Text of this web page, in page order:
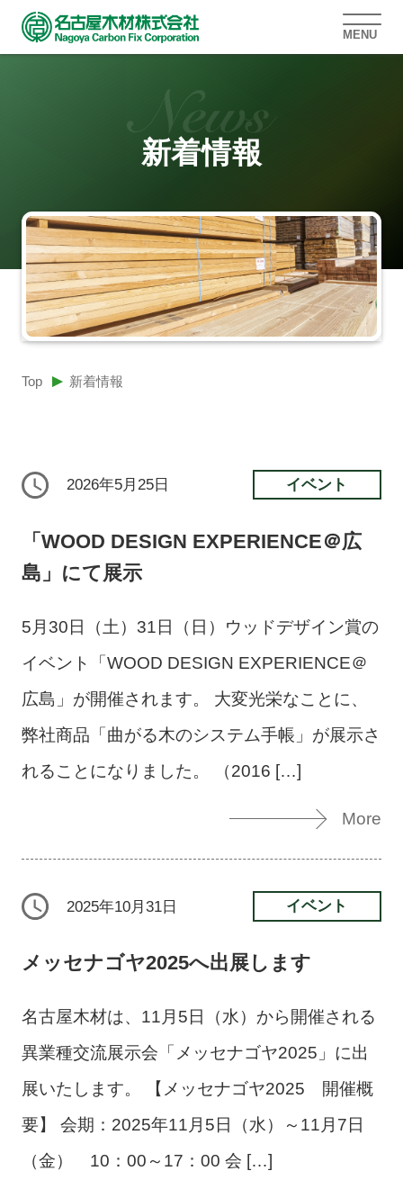
MENU
新着情報
Top 新着情報
2026年5月25日 イベント
「WOOD DESIGN EXPERIENCE＠広
島」にて展示
5月30日（土）31日（日）ウッドデザイン賞の
イベント「WOOD DESIGN EXPERIENCE＠
広島」が開催されます。 大変光栄なことに、
弊社商品「曲がる木のシステム手帳」が展示さ
れることになりました。 （2016 […]
More
2025年10月31日 イベント
メッセナゴヤ2025へ出展します
名古屋木材は、11月5日（水）から開催される
異業種交流展示会「メッセナゴヤ2025」に出
展いたします。 【メッセナゴヤ2025 開催概
要】 会期：2025年11月5日（水）～11月7日
（金） 10：00～17：00 会 […]